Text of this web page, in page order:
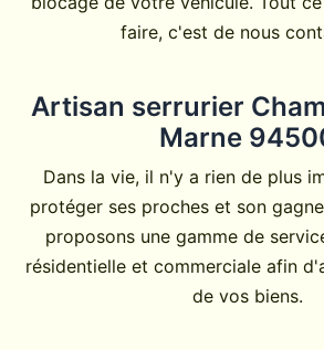
faire, c'est de nous
Artisan serrurier
Marne
Dans la vie, il n'y a rien de plus
protéger ses proches et son
proposons une gamme de
résidentielle et commerciale afin
de vos biens.